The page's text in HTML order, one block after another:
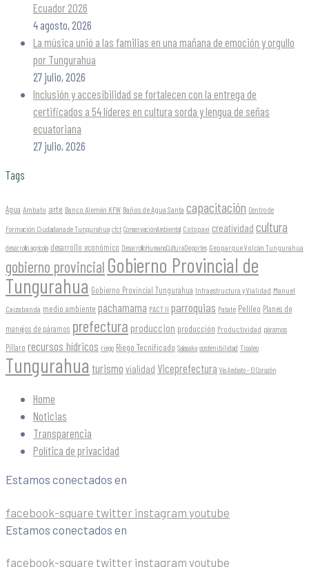
Ecuador 2026
4 agosto, 2026
La música unió a las familias en una mañana de emoción y orgullo
por Tungurahua
27 julio, 2026
Inclusión y accesibilidad se fortalecen con la entrega de
certificados a 54 líderes en cultura sorda y lengua de señas
ecuatoriana
27 julio, 2026
Tags
Agua Ambato arte Banco Alemán KFW Baños de Agua Santa capacitación Centro de
Formación Ciudadana de Tungurahua cfct ConservaciónAmbiental Cotopaxi creatividad cultura
desarrollo agrícola desarrollo económico DesarrolloHumanoCulturaDeportes Geoparque Volcán Tungurahua
gobierno provincial Gobierno Provincial de
Tungurahua Gobierno Provincial Tungurahua Infraestructura y Vialidad Manuel
Caizabanda medio ambiente pachamama PACT II parroquias Patate Pelileo Planes de
manejos de páramos prefectura produccion producción Productividad páramos
Píllaro recursos hídricos riego Riego Tecnificado Salasaka sostenibilidad Tisaleo
Tungurahua turismo vialidad Viceprefectura Vía Ambato - El Corazón
Home
Noticias
Transparencia
Política de privacidad
Estamos conectados en
facebook-square twitter instagram youtube
Estamos conectados en
facebook-square twitter instagram youtube